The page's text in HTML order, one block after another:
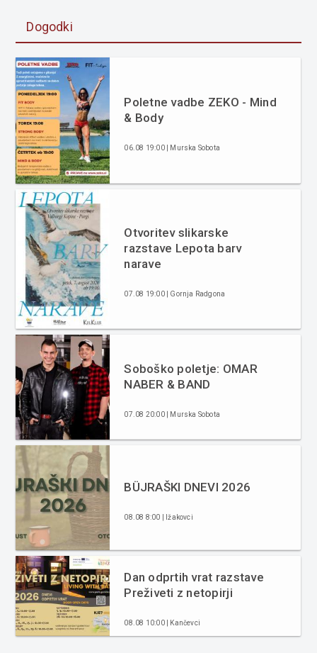
Dogodki
Poletne vadbe ZEKO - Mind
& Body
06.08 19:00 | Murska Sobota
Otvoritev slikarske
razstave Lepota barv
narave
07.08 19:00 | Gornja Radgona
Soboško poletje: OMAR
NABER & BAND
07.08 20:00 | Murska Sobota
BÜJRAŠKI DNEVI 2026
08.08 8:00 | Ižakovci
Dan odprtih vrat razstave
Preživeti z netopirji
08.08 10:00 | Kančevci